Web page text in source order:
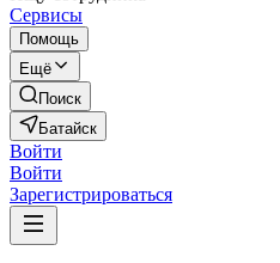
Сервисы
Помощь
Ещё
Поиск
Батайск
Войти
Войти
Зарегистрироваться